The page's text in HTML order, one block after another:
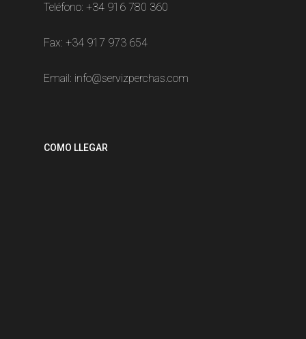
Teléfono: +34 916 780 360
Fax: +34 917 973 654
Email: info@servizperchas.com
COMO LLEGAR